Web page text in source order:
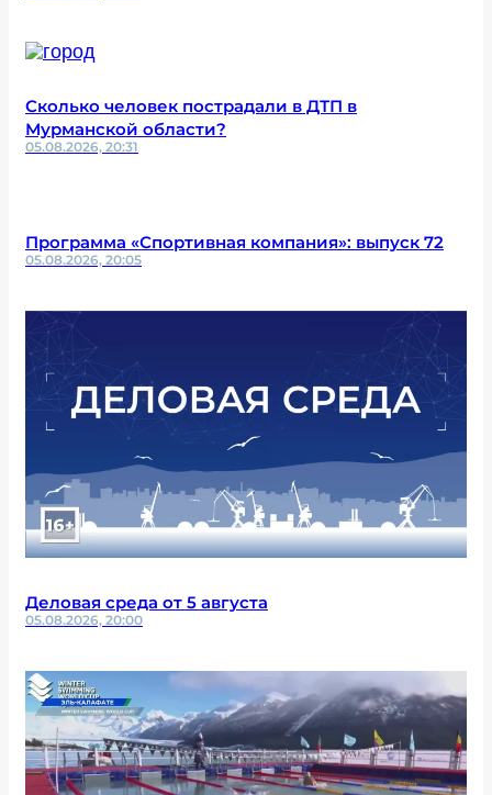
Сколько человек пострадали в ДТП в
Мурманской области?
05.08.2026, 20:31
Программа «Спортивная компания»: выпуск 72
05.08.2026, 20:05
Деловая среда от 5 августа
05.08.2026, 20:00